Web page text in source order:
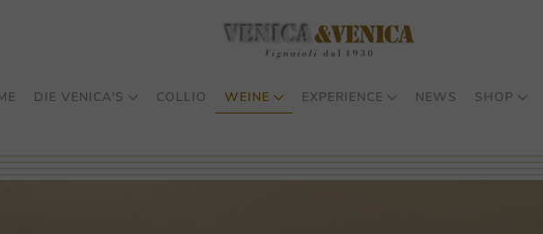
DIE VENICA'S COLLIO WEINE EXPERIENCE NEWS SHOP